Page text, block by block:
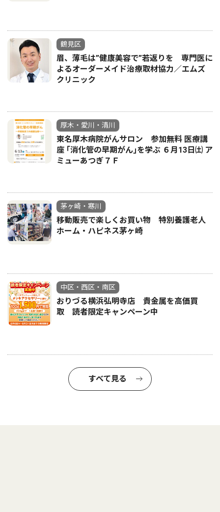
鶴見区
眉、薄毛は”健康美容で”若返りを 専門医に
よるオーダーメイド治療取材協力／エムズ
クリニック
厚木・愛川・清川
東名厚木病院がんサロン 参加無料 医療講
座 ｢消化管の早期がん｣を学ぶ ６月13日㈯ ア
ミューあつぎ７Ｆ
茅ヶ崎・寒川
移動販売で楽しくお買い物 特別養護老人
ホーム・ハピネス茅ヶ崎
中区・西区・南区
おりづる横浜弘明寺店 貴金属を高価買
取 読者限定キャンペーン中
すべて見る